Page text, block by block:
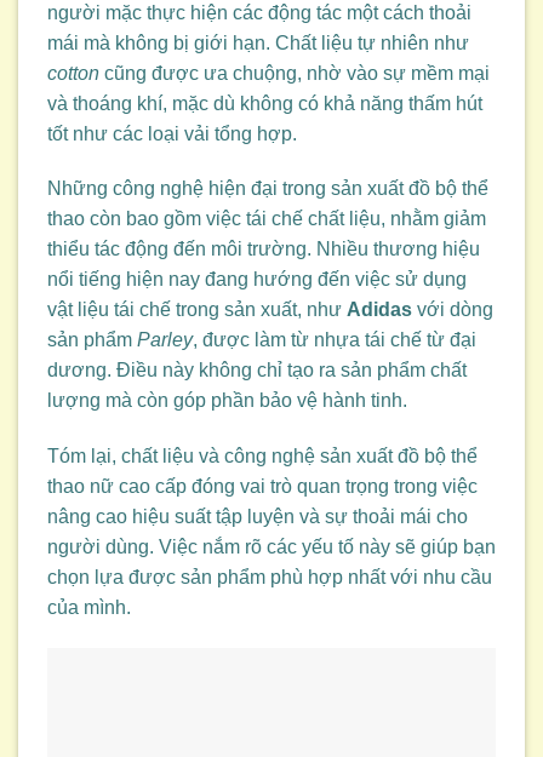
người mặc thực hiện các động tác một cách thoải
mái mà không bị giới hạn. Chất liệu tự nhiên như
cotton cũng được ưa chuộng, nhờ vào sự mềm mại
và thoáng khí, mặc dù không có khả năng thấm hút
tốt như các loại vải tổng hợp.
Những công nghệ hiện đại trong sản xuất đồ bộ thể
thao còn bao gồm việc tái chế chất liệu, nhằm giảm
thiểu tác động đến môi trường. Nhiều thương hiệu
nổi tiếng hiện nay đang hướng đến việc sử dụng
vật liệu tái chế trong sản xuất, như Adidas với dòng
sản phẩm Parley, được làm từ nhựa tái chế từ đại
dương. Điều này không chỉ tạo ra sản phẩm chất
lượng mà còn góp phần bảo vệ hành tinh.
Tóm lại, chất liệu và công nghệ sản xuất đồ bộ thể
thao nữ cao cấp đóng vai trò quan trọng trong việc
nâng cao hiệu suất tập luyện và sự thoải mái cho
người dùng. Việc nắm rõ các yếu tố này sẽ giúp bạn
chọn lựa được sản phẩm phù hợp nhất với nhu cầu
của mình.